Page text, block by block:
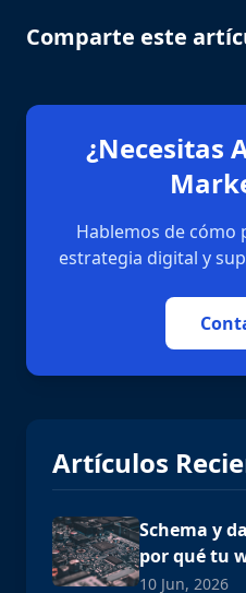
Comparte este
¿Necesitas
Hablemos de
estrategia digital y
Artículos
Schema y
por qué tu
IA
10 Jun, 2026